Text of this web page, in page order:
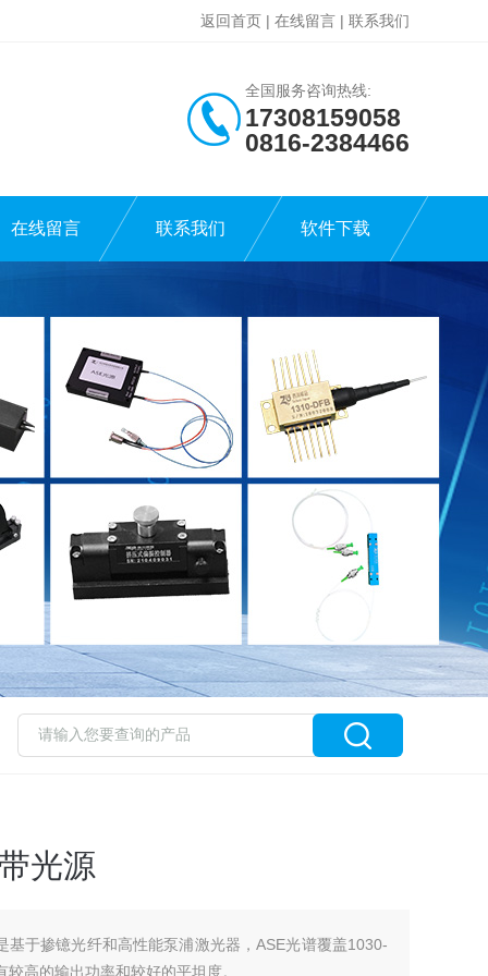
返回首页 | 在线留言 | 联系我们
全国服务咨询热线:
17308159058
0816-2384466
在线留言 联系我们 软件下载
光源
基于掺镱光纤和高性能泵浦激光器，ASE光谱覆盖1030-
高的输出功率和较好的平坦度。